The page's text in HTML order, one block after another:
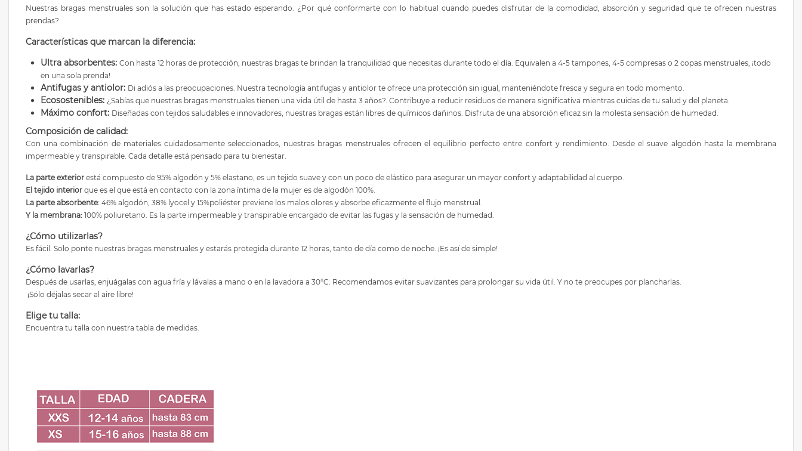
Nuestras bragas menstruales son la solución que has estado esperando. ¿Por qué conformarte con lo habitual cuando puedes disfrutar de la comodidad, absorción y seguridad que te ofrecen nuestras
prendas?
Características que marcan la diferencia:
Ultra absorbentes: Con hasta 12 horas de protección, nuestras bragas te brindan la tranquilidad que necesitas durante todo el día. Equivalen a 4-5 tampones, 4-5 compresas o 2 copas menstruales, ¡todo
en una sola prenda!
Antifugas y antiolor: Di adiós a las preocupaciones. Nuestra tecnología antifugas y antiolor te ofrece una protección sin igual, manteniéndote fresca y segura en todo momento.
Ecosostenibles: ¿Sabías que nuestras bragas menstruales tienen una vida útil de hasta 3 años?. Contribuye a reducir residuos de manera significativa mientras cuidas de tu salud y del planeta.
Máximo confort: Diseñadas con tejidos saludables e innovadores, nuestras bragas están libres de químicos dañinos. Disfruta de una absorción eficaz sin la molesta sensación de humedad.
Composición de calidad:
Con una combinación de materiales cuidadosamente seleccionados, nuestras bragas menstruales ofrecen el equilibrio perfecto entre confort y rendimiento. Desde el suave algodón hasta la membrana
impermeable y transpirable. Cada detalle está pensado para tu bienestar.
La parte exterior está compuesto de 95% algodón y 5% elastano, es un tejido suave y con un poco de elástico para asegurar un mayor confort y adaptabilidad al cuerpo.
El tejido interior que es el que está en contacto con la zona íntima de la mujer es de algodón 100%.
La parte absorbente: 46% algodón, 38% lyocel y 15%poliéster previene los malos olores y absorbe eficazmente el flujo menstrual.
Y la membrana: 100% poliuretano. Es la parte impermeable y transpirable encargado de evitar las fugas y la sensación de humedad.
¿Cómo utilizarlas?
Es fácil. Solo ponte nuestras bragas menstruales y estarás protegida durante 12 horas, tanto de día como de noche. ¡Es así de simple!
¿Cómo lavarlas?
Después de usarlas, enjuágalas con agua fría y lávalas a mano o en la lavadora a 30°C. Recomendamos evitar suavizantes para prolongar su vida útil. Y no te preocupes por plancharlas.
¡Sólo déjalas secar al aire libre!
Elige tu talla:
Encuentra tu talla con nuestra tabla de medidas.